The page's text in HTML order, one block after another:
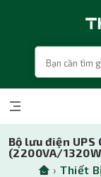
Bộ lưu điện UPS
(2200VA/
›Thiết